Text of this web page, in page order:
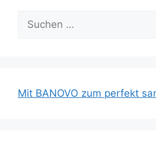
nach:
Mit BANOVO zum perfekt